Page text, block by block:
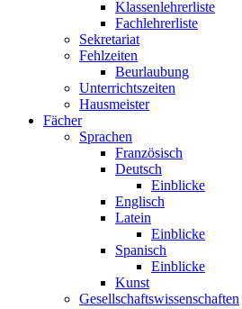
Klassenlehrerliste
Fachlehrerliste
Sekretariat
Fehlzeiten
Beurlaubung
Unterrichtszeiten
Hausmeister
Fächer
Sprachen
Französisch
Deutsch
Einblicke
Englisch
Latein
Einblicke
Spanisch
Einblicke
Kunst
Gesellschaftswissenschaften